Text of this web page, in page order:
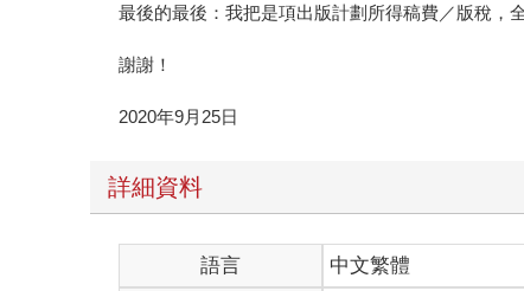
最後的最後：我把是項出版計劃所得稿費／版稅，
謝謝！
2020年9月25日
詳細資料
語言 中文繁體